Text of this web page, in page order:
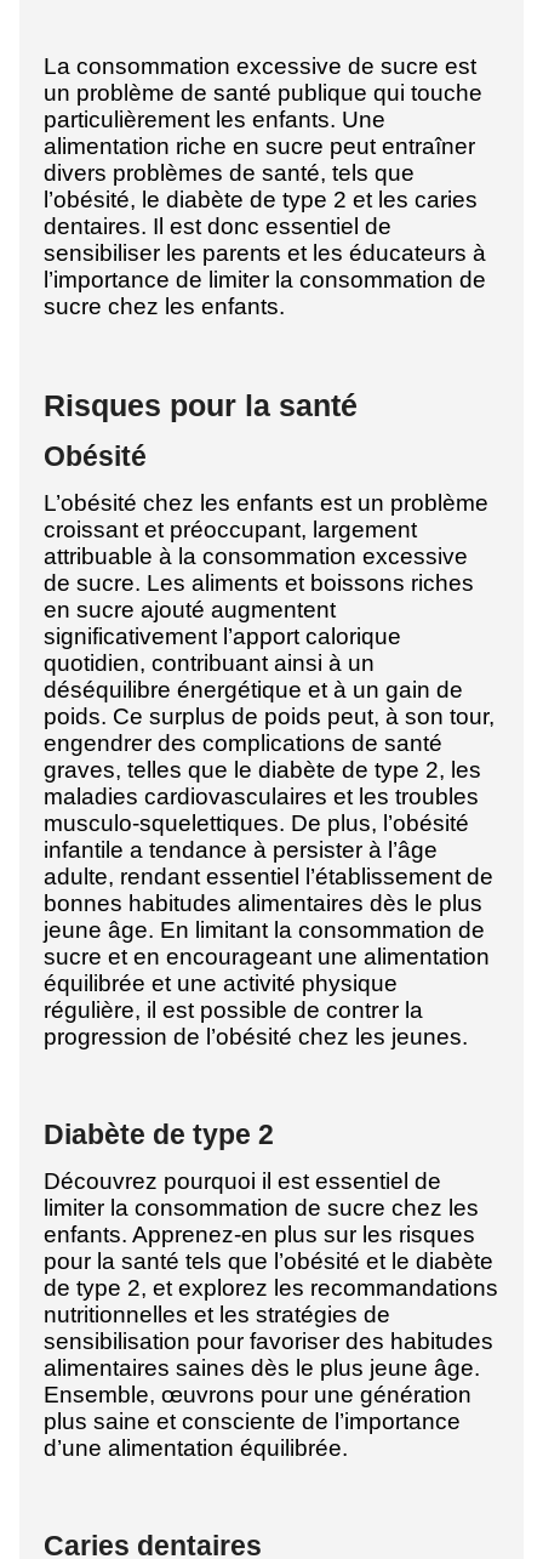
La consommation excessive de sucre est
un problème de santé publique qui touche
particulièrement les enfants. Une
alimentation riche en sucre peut entraîner
divers problèmes de santé, tels que
l’obésité, le diabète de type 2 et les caries
dentaires. Il est donc essentiel de
sensibiliser les parents et les éducateurs à
l’importance de limiter la consommation de
sucre chez les enfants.
Risques pour la santé
Obésité
L’obésité chez les enfants est un problème
croissant et préoccupant, largement
attribuable à la consommation excessive
de sucre. Les aliments et boissons riches
en sucre ajouté augmentent
significativement l’apport calorique
quotidien, contribuant ainsi à un
déséquilibre énergétique et à un gain de
poids. Ce surplus de poids peut, à son tour,
engendrer des complications de santé
graves, telles que le diabète de type 2, les
maladies cardiovasculaires et les troubles
musculo-squelettiques. De plus, l’obésité
infantile a tendance à persister à l’âge
adulte, rendant essentiel l’établissement de
bonnes habitudes alimentaires dès le plus
jeune âge. En limitant la consommation de
sucre et en encourageant une alimentation
équilibrée et une activité physique
régulière, il est possible de contrer la
progression de l’obésité chez les jeunes.
Diabète de type 2
Découvrez pourquoi il est essentiel de
limiter la consommation de sucre chez les
enfants. Apprenez-en plus sur les risques
pour la santé tels que l’obésité et le diabète
de type 2, et explorez les recommandations
nutritionnelles et les stratégies de
sensibilisation pour favoriser des habitudes
alimentaires saines dès le plus jeune âge.
Ensemble, œuvrons pour une génération
plus saine et consciente de l’importance
d’une alimentation équilibrée.
Caries dentaires